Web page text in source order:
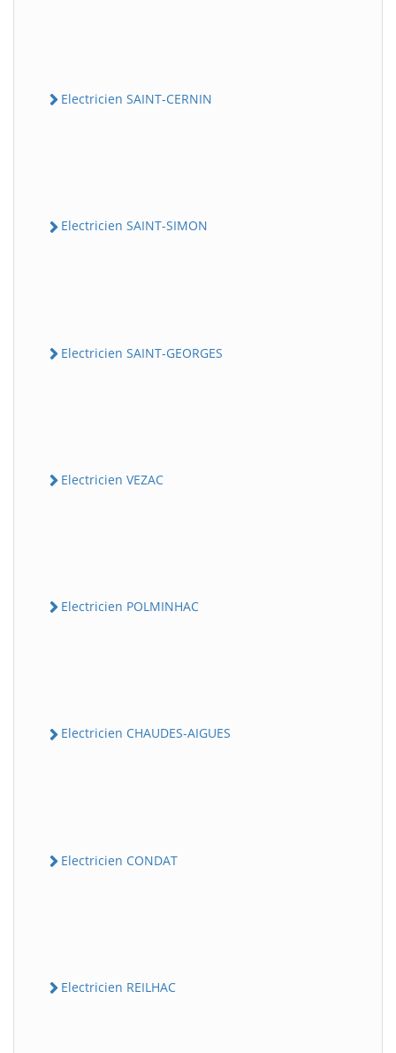
Electricien SAINT-CERNIN
Electricien SAINT-SIMON
Electricien SAINT-GEORGES
Electricien VEZAC
Electricien POLMINHAC
Electricien CHAUDES-AIGUES
Electricien CONDAT
Electricien REILHAC